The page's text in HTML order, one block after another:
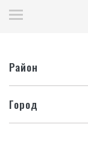
Район
Город